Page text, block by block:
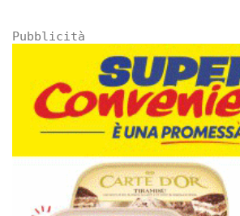
Pubblicità